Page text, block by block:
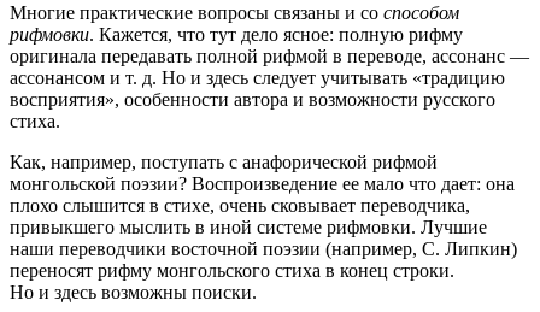
Многие практические вопросы связаны и со способом
рифмовки. Кажется, что тут дело ясное: полную рифму
оригинала передавать полной рифмой в переводе, ассонанс —
ассонансом и т. д. Но и здесь следует учитывать «традицию
восприятия», особенности автора и возможности русского
стиха.
Как, например, поступать с анафорической рифмой
монгольской поэзии? Воспроизведение ее мало что дает: она
плохо слышится в стихе, очень сковывает переводчика,
привыкшего мыслить в иной системе рифмовки. Лучшие
наши переводчики восточной поэзии (например, С. Липкин)
переносят рифму монгольского стиха в конец строки.
Но и здесь возможны поиски.